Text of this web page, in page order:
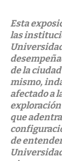
Esta
las
de la
mismo,
afectado a
que
de